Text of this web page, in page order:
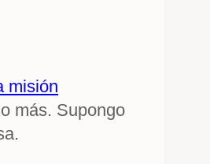
misión
más. Supongo